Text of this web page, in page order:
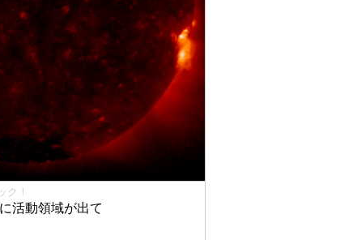
ク！
活動領域が出て